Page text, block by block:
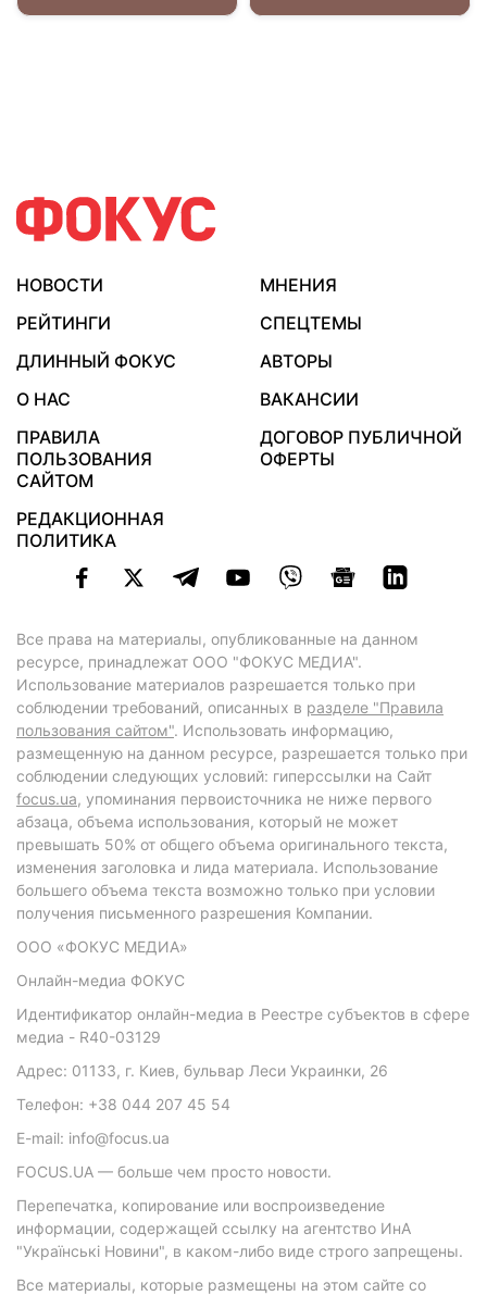
НОВОСТИ
МНЕНИЯ
РЕЙТИНГИ
СПЕЦТЕМЫ
ДЛИННЫЙ ФОКУС
АВТОРЫ
О НАС
ВАКАНСИИ
ПРАВИЛА
ПОЛЬЗОВАНИЯ
САЙТОМ
ДОГОВОР ПУБЛИЧНОЙ
ОФЕРТЫ
РЕДАКЦИОННАЯ
ПОЛИТИКА
Все права на материалы, опубликованные на данном
ресурсе, принадлежат ООО "ФОКУС МЕДИА".
Использование материалов разрешается только при
соблюдении требований, описанных в разделе "Правила
пользования сайтом". Использовать информацию,
размещенную на данном ресурсе, разрешается только при
соблюдении следующих условий: гиперссылки на Сайт
focus.ua, упоминания первоисточника не ниже первого
абзаца, объема использования, который не может
превышать 50% от общего объема оригинального текста,
изменения заголовка и лида материала. Использование
большего объема текста возможно только при условии
получения письменного разрешения Компании.
ООО «ФОКУС МЕДИА»
Онлайн-медиа ФОКУС
Идентификатор онлайн-медиа в Реестре субъектов в сфере
медиа - R40-03129
Адрес: 01133, г. Киев, бульвар Леси Украинки, 26
Телефон: +38 044 207 45 54
E-mail: info@focus.ua
FOCUS.UA — больше чем просто новости.
Перепечатка, копирование или воспроизведение
информации, содержащей ссылку на агентство ИнА
"Українські Новини", в каком-либо виде строго запрещены.
Все материалы, которые размещены на этом сайте со